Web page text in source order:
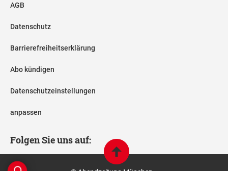
AGB
Datenschutz
Barrierefreiheitserklärung
Abo kündigen
Datenschutzeinstellungen
anpassen
Folgen Sie uns auf: